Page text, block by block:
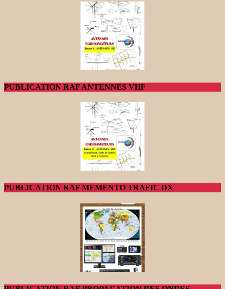
PUBLICATION RAF ANTENNES VHF
PUBLICATION RAF MEMENTO TRAFIC DX